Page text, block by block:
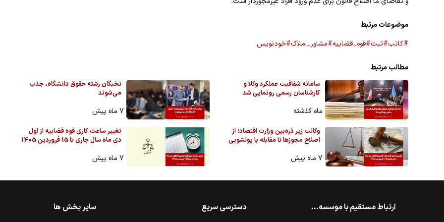
موضوعات مرتبط
#کاتب#ثبت#قوه_قضاییه#مشاور_املاک#خودنویس
مطالب مرتبط
سامانه شفافیت عملکرد وکلا و
کارشناسان رسمی رونمایی شد
ماه گذشته
نخبگان رشته حقوق دانشگاه، جذب
می‌شوند
7 ماه پیش
وکالت زیر ذره‌بین وزارت اقتصاد؛ از
اصلاح مجوزها تا مقابله با پولشویی
7 ماه پیش
تغییر ساعت کاری قوه قضاییه از اول
دی ماه سال جاری تا 15 فروردین 1405
7 ماه پیش
ارتباط مستقیم با موسسه... دسترسی سریع سایر بخش ها